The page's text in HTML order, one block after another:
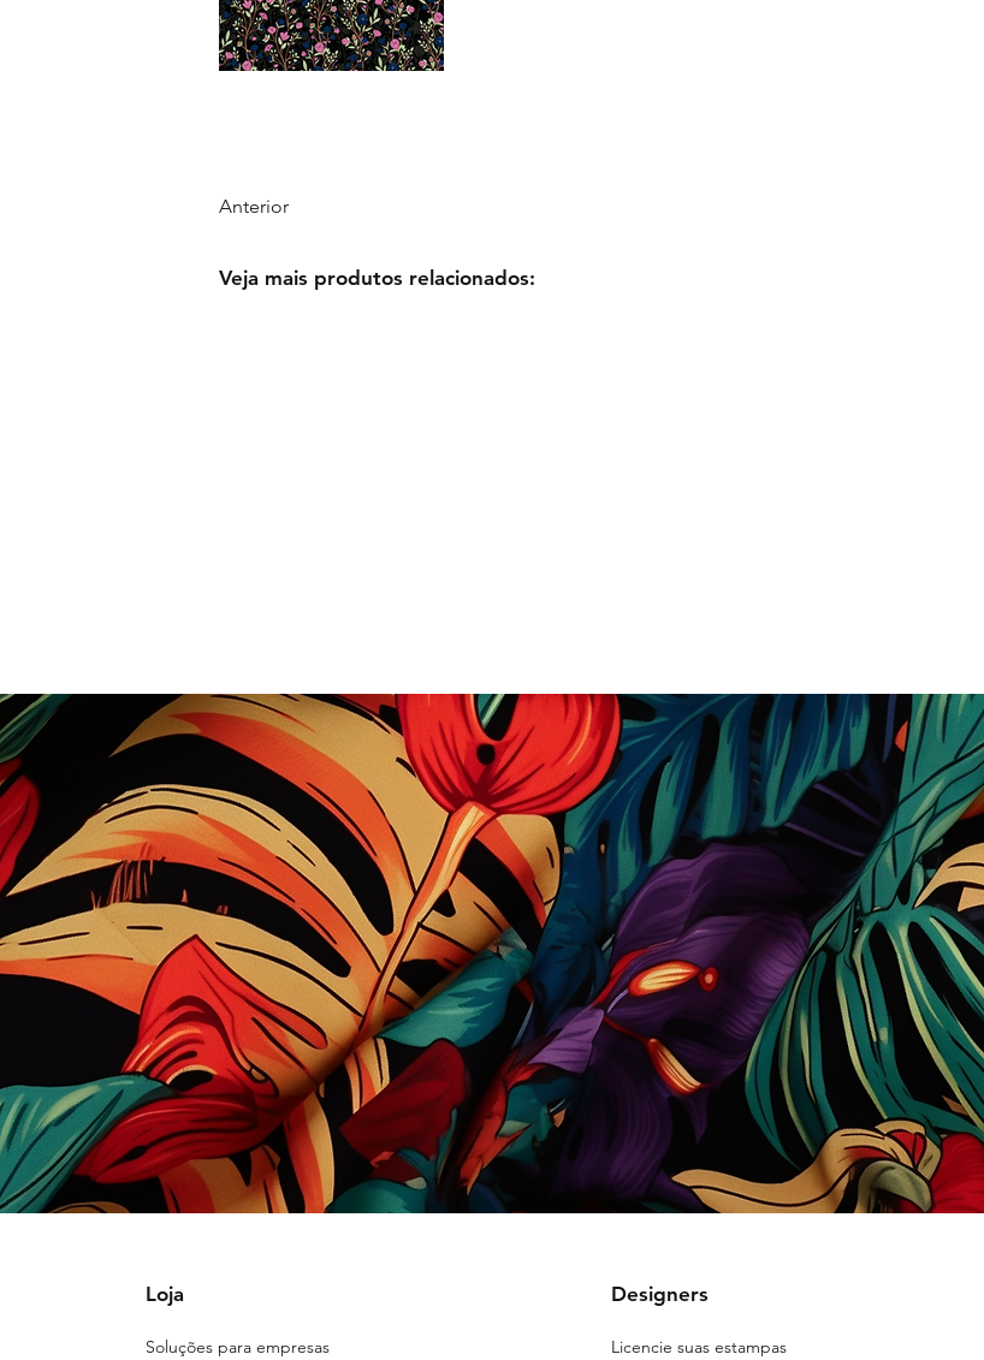
Anterior
Veja mais produtos relacionados:
Loja
Soluções para empresas
Designers
Licencie suas estampas